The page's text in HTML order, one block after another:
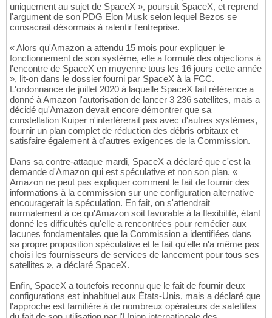
uniquement au sujet de SpaceX », poursuit SpaceX, et reprend
l'argument de son PDG Elon Musk selon lequel Bezos se
consacrait désormais à ralentir l'entreprise.
« Alors qu'Amazon a attendu 15 mois pour expliquer le
fonctionnement de son système, elle a formulé des objections à
l'encontre de SpaceX en moyenne tous les 16 jours cette année
», lit-on dans le dossier fourni par SpaceX à la FCC.
L'ordonnance de juillet 2020 à laquelle SpaceX fait référence a
donné à Amazon l'autorisation de lancer 3 236 satellites, mais a
décidé qu'Amazon devait encore démontrer que sa
constellation Kuiper n'interférerait pas avec d'autres systèmes,
fournir un plan complet de réduction des débris orbitaux et
satisfaire également à d'autres exigences de la Commission.
Dans sa contre-attaque mardi, SpaceX a déclaré que c'est la
demande d'Amazon qui est spéculative et non son plan. «
Amazon ne peut pas expliquer comment le fait de fournir des
informations à la commission sur une configuration alternative
encouragerait la spéculation. En fait, on s'attendrait
normalement à ce qu'Amazon soit favorable à la flexibilité, étant
donné les difficultés qu'elle a rencontrées pour remédier aux
lacunes fondamentales que la Commission a identifiées dans
sa propre proposition spéculative et le fait qu'elle n'a même pas
choisi les fournisseurs de services de lancement pour tous ses
satellites », a déclaré SpaceX.
Enfin, SpaceX a toutefois reconnu que le fait de fournir deux
configurations est inhabituel aux États-Unis, mais a déclaré que
l'approche est familière à de nombreux opérateurs de satellites